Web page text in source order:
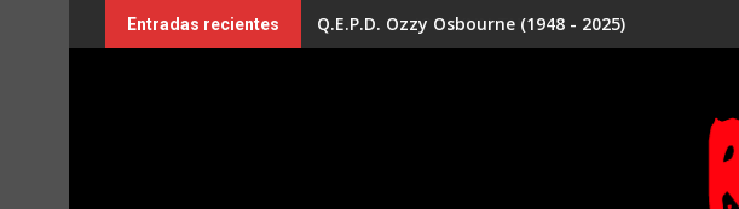
al
Entradas recientes Q.E.P.D. Ozzy Osbourne (1948 - 2025)